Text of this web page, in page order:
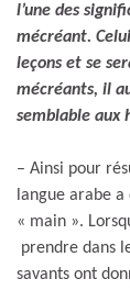
l’une des
mécréant.
leçons et se
mécréants, il
semblable aux
– Ainsi pour
langue arabe
« main ».
prendre dans
savants ont